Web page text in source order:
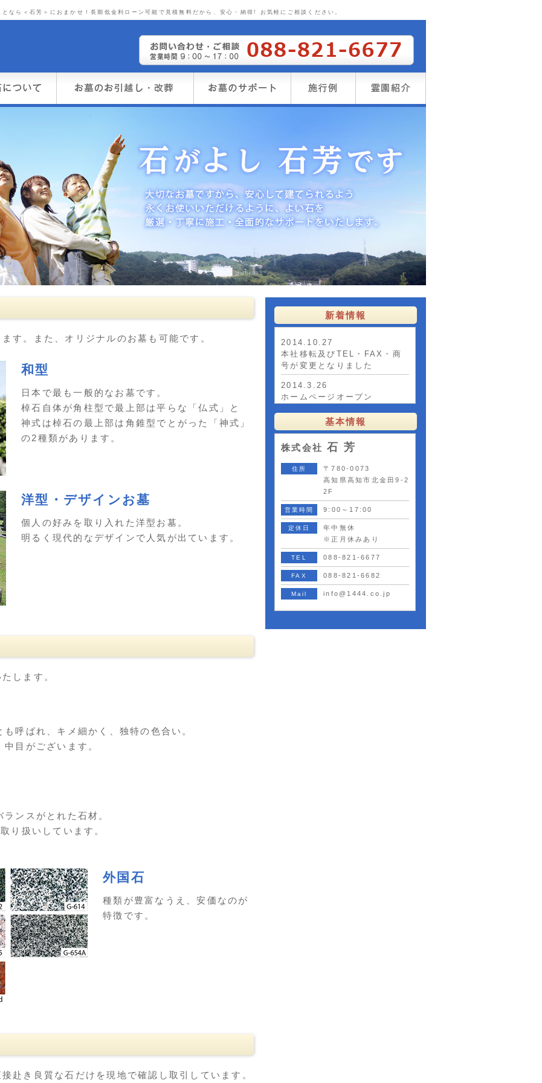
なら＜石芳＞におまかせ！長期低金利ローン可能で見積無料だから、安心・納得! お気軽にご相談ください。
す。また、オリジナルのお墓も可能です。
和型
日本で最も一般的なお墓です。
棹石自体が角柱型で最上部は平らな「仏式」と
神式は棹石の最上部は角錐型でとがった「神式」
の2種類があります。
洋型・デザインお墓
個人の好みを取り入れた洋型お墓。
明るく現代的なデザインで人気が出ています。
します。
呼ばれ、キメ細かく、独特の色合い。
目がございます。
ンスがとれた石材。
り扱いしています。
外国石
種類が豊富なうえ、安価なのが
特徴です。
赴き良質な石だけを現地で確認し取引しています。
新着情報
2014.10.27
本社移転及びTEL・FAX・商
号が変更となりました
2014.3.26
ホームページオープン
基本情報
株式会社 石 芳
住所
〒780-0073
高知県高知市北金田9-2
2F
営業時間 9:00～17:00
定休日
年中無休
※正月休みあり
TEL 088-821-6677
FAX 088-821-6682
Mail info@1444.co.jp